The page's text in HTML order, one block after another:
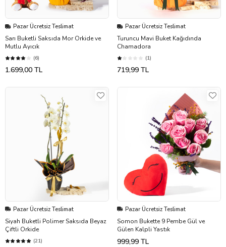
Pazar Ücretsiz Teslimat
Sarı Buketli Saksıda Mor Orkide ve
Mutlu Ayıcık
(6)
1.699,00 TL
Pazar Ücretsiz Teslimat
Turuncu Mavi Buket Kağıdında
Chamadora
(1)
719,99 TL
Pazar Ücretsiz Teslimat
Siyah Buketli Polimer Saksıda Beyaz
Çiftli Orkide
(21)
Pazar Ücretsiz Teslimat
Somon Bukette 9 Pembe Gül ve
Gülen Kalpli Yastık
999,99 TL